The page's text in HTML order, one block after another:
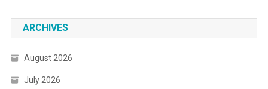
ARCHIVES
August 2026
July 2026